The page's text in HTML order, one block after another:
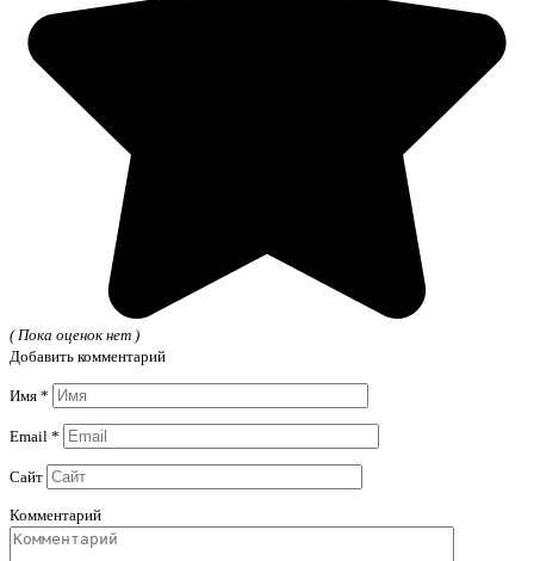
( Пока оценок нет )
Добавить комментарий
Имя *
Email *
Сайт
Комментарий